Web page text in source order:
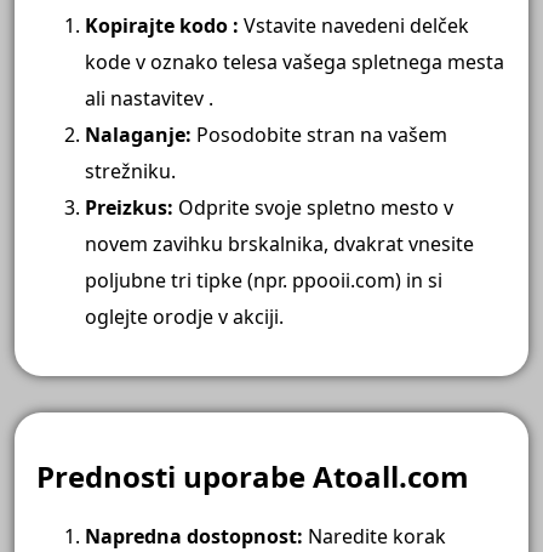
Kopirajte kodo : Vstavite navedeni delček
kode v oznako telesa vašega spletnega mesta
ali nastavitev .
Nalaganje: Posodobite stran na vašem
strežniku.
Preizkus: Odprite svoje spletno mesto v
novem zavihku brskalnika, dvakrat vnesite
poljubne tri tipke (npr. ppooii.com) in si
oglejte orodje v akciji.
Prednosti uporabe Atoall.com
Napredna dostopnost: Naredite korak